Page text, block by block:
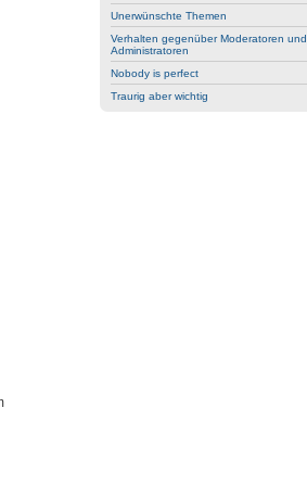
Unerwünschte Themen
Verhalten gegenüber Moderatoren und
Administratoren
Nobody is perfect
Traurig aber wichtig